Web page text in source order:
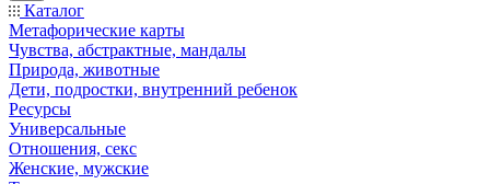
Каталог
Mетафорические карты
Чувства, абстрактные, мандалы
Природа, животные
Дети, подростки, внутренний ребенок
Ресурсы
Универсальные
Отношения, секс
Женские, мужские